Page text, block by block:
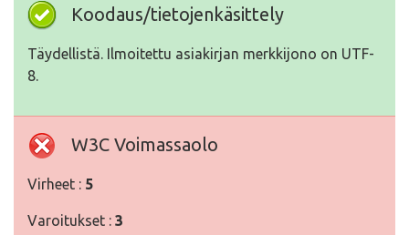
Koodaus/tietojenkäsittely
Täydellistä. Ilmoitettu asiakirjan merkkijono on UTF-
8.
W3C Voimassaolo
Virheet : 5
Varoitukset : 3